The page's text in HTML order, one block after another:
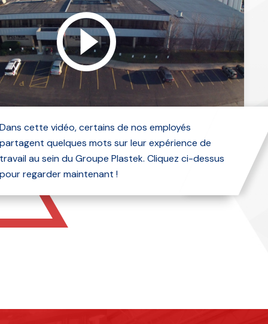
Dans cette vidéo, certains de nos employés
partagent quelques mots sur leur expérience de
travail au sein du Groupe Plastek. Cliquez ci-dessus
pour regarder maintenant !